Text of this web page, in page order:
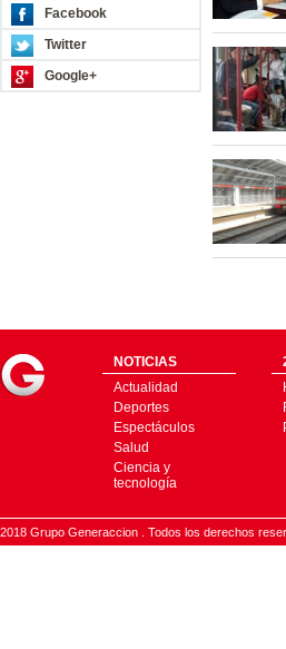
Facebook
Twitter
Google+
NOTICIAS
Actualidad
Deportes
Espectáculos
Salud
Ciencia y
tecnología
2018 Grupo Generaccion . Todos los derechos